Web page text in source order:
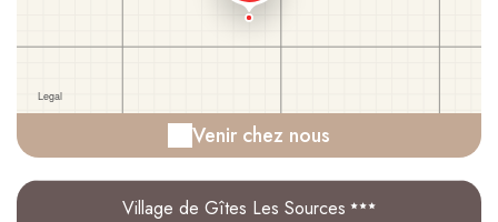
Venir chez nous
Village de Gîtes Les Sources